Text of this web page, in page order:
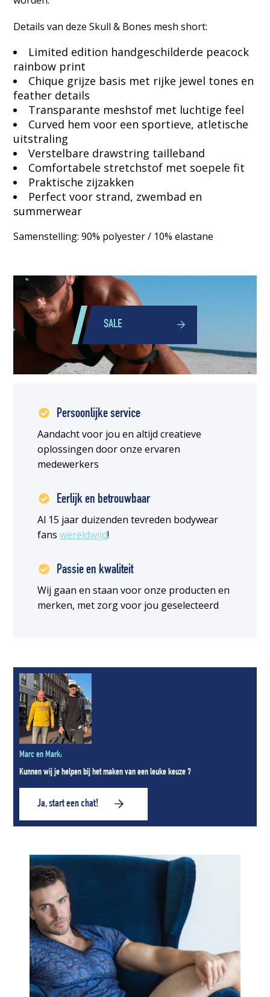
Details van deze Skull & Bones mesh short:
Limited edition handgeschilderde peacock
rainbow print
Chique grijze basis met rijke jewel tones en
feather details
Transparante meshstof met luchtige feel
Curved hem voor een sportieve, atletische
uitstraling
Verstelbare drawstring tailleband
Comfortabele stretchstof met soepele fit
Praktische zijzakken
Perfect voor strand, zwembad en
summerwear
Samenstelling: 90% polyester / 10% elastane
SALE
Persoonlijke service
Aandacht voor jou en altijd creatieve
oplossingen door onze ervaren
medewerkers
Eerlijk en betrouwbaar
Al 15 jaar duizenden tevreden bodywear
fanswereldwijd!
Passie en kwaliteit
Wij gaan en staan voor onze producten en
merken, met zorg voor jou geselecteerd
Marc en Mark:
Kunnen wij je helpen bij het maken van een leuke keuze ?
Ja, start een chat!